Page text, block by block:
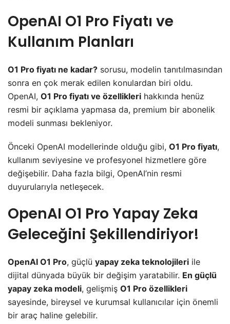
OpenAI O1 Pro Fiyatı ve
Kullanım Planları
O1 Pro fiyatı ne kadar? sorusu, modelin tanıtılmasından
sonra en çok merak edilen konulardan biri oldu.
OpenAI, O1 Pro fiyatı ve özellikleri hakkında henüz
resmi bir açıklama yapmasa da, premium bir abonelik
modeli sunması bekleniyor.
Önceki OpenAI modellerinde olduğu gibi, O1 Pro fiyatı,
kullanım seviyesine ve profesyonel hizmetlere göre
değişebilir. Daha fazla bilgi, OpenAI’nin resmi
duyurularıyla netleşecek.
OpenAI O1 Pro Yapay Zeka
Geleceğini Şekillendiriyor!
OpenAI O1 Pro, güçlü yapay zeka teknolojileri ile
dijital dünyada büyük bir değişim yaratabilir. En güçlü
yapay zeka modeli, gelişmiş O1 Pro özellikleri
sayesinde, bireysel ve kurumsal kullanıcılar için önemli
bir araç haline gelebilir.